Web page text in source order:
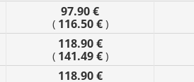
97.90 €
( 116.50 €)
118.90 €
( 141.49 €)
118.90 €